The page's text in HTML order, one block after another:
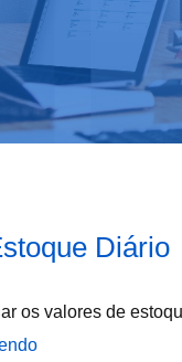
Diário
os valores de